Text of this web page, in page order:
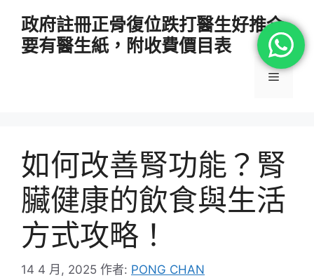
政府註冊正骨復位跌打醫生好推介
要有醫生紙，附收費價目表
選
如何改善腎功能？腎
臟健康的飲食與生活
方式攻略！
14 4 月, 2025 作者: PONG CHAN